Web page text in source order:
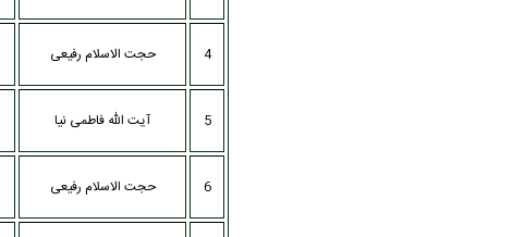
4 حجت الاسلام رفیعی
5 آیت الله فاطمی نیا
6 حجت الاسلام رفیعی